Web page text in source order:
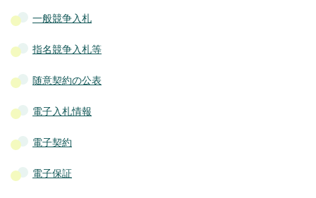
一般競争入札
指名競争入札等
随意契約の公表
電子入札情報
電子契約
電子保証